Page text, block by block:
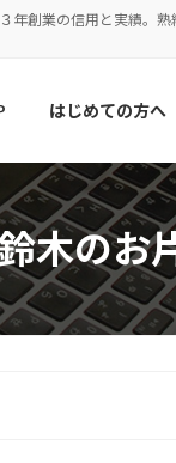
創業の信用と実績。
はじめての方へ
木のお